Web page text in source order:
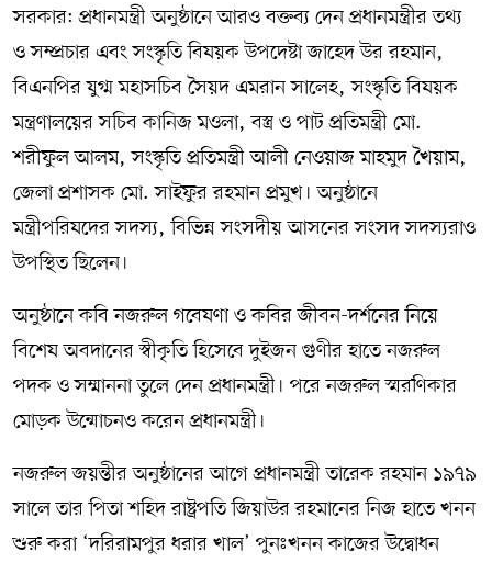
সরকার: প্রধানমন্ত্রী অনুষ্ঠানে আরও বক্তব্য দেন প্রধানমন্ত্রীর তথ্য
ও সম্প্রচার এবং সংস্কৃতি বিষয়ক উপদেষ্টা জাহেদ উর রহমান,
বিএনপির যুগ্ম মহাসচিব সৈয়দ এমরান সালেহ, সংস্কৃতি বিষয়ক
মন্ত্রণালয়ের সচিব কানিজ মওলা, বস্ত্র ও পাট প্রতিমন্ত্রী মো.
শরীফুল আলম, সংস্কৃতি প্রতিমন্ত্রী আলী নেওয়াজ মাহমুদ খৈয়াম,
জেলা প্রশাসক মো. সাইফুর রহমান প্রমুখ। অনুষ্ঠানে
মন্ত্রীপরিষদের সদস্য, বিভিন্ন সংসদীয় আসনের সংসদ সদস্যরাও
উপস্থিত ছিলেন।
অনুষ্ঠানে কবি নজরুল গবেষণা ও কবির জীবন-দর্শনের নিয়ে
বিশেষ অবদানের স্বীকৃতি হিসেবে দুইজন গুণীর হাতে নজরুল
পদক ও সম্মাননা তুলে দেন প্রধানমন্ত্রী। পরে নজরুল স্মরণিকার
মোড়ক উন্মোচনও করেন প্রধানমন্ত্রী।
নজরুল জয়ন্তীর অনুষ্ঠানের আগে প্রধানমন্ত্রী তারেক রহমান ১৯৭৯
সালে তার পিতা শহিদ রাষ্ট্রপতি জিয়াউর রহমানের নিজ হাতে খনন
শুরু করা ‘দরিরামপুর ধরার খাল’ পুনঃখনন কাজের উদ্বোধন